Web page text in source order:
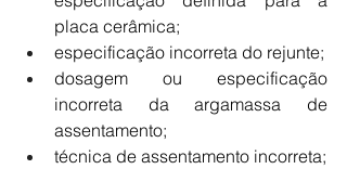
placa cerâmica;
especificação incorreta do rejunte;
dosagem ou especificação
incorreta da argamassa de
assentamento;
técnica de assentamento incorreta;